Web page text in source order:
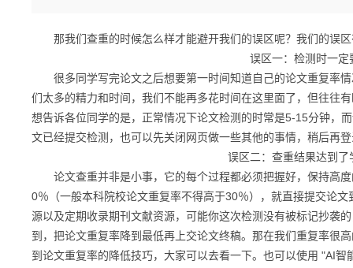
那我们查重的时候怎么样才能避开我们的误区呢？我们的误区
误区一：检测时一
很多同学写完论文之后想要第一时间知道自己的论文重复率情
们太多的精力和时间，我们不能再多花时间在这里面了，但往往
想告诉各位同学的是，正常情况下论文检测的时常是5-15分钟，
文已经提交检测，也可以先关闭网页做一些其他的事情，稍后再
误区二 ：查重结果达到
论文查重并非是小事，它的每个过程都必须把握好，保持高
0％（一般本科院校论文重复率不得高于30％），就直接提交论
源以及定期收录期刊文献资源，可能你这次检测没有被标记抄袭
到，把论文重复率降到最低再上交论文终稿。那在我们重复率很
到论文重复率的降低技巧，大家可以去看一下。也可以使用 "AI